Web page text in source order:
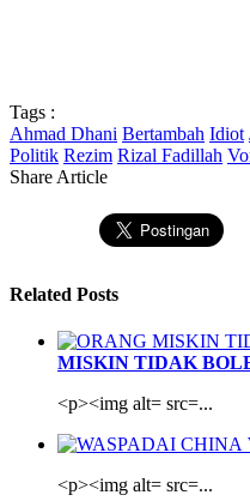
Tags :
Ahmad Dhani Bertambah Idiot
Politik Rezim Rizal Fadillah
Share Article
Related Posts
MISKIN TIDAK
<p><img alt= src=...
<p><img alt= src=...